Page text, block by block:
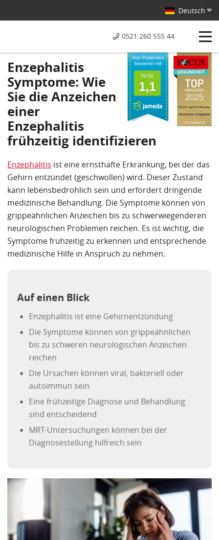
Deutsch
0521 260 555 44
Von Patienten
bewertet mit
Note
1,1
Enzephalitis
Symptome: Wie
Sie die Anzeichen
einer
Enzephalitis
frühzeitig identifizieren
Enzephalitis ist eine ernsthafte Erkrankung, bei der das
Gehirn entzündet (geschwollen) wird. Dieser Zustand
kann lebensbedrohlich sein und erfordert dringende
medizinische Behandlung. Die Symptome können von
grippeähnlichen Anzeichen bis zu schwerwiegenderen
neurologischen Problemen reichen. Es ist wichtig, die
Symptome frühzeitig zu erkennen und entsprechende
medizinische Hilfe in Anspruch zu nehmen.
Auf einen Blick
Enzephalitis ist eine Gehirnentzündung
Die Symptome können von grippeähnlichen
bis zu schweren neurologischen Anzeichen
reichen
Die Ursachen können viral, bakteriell oder
autoimmun sein
Eine frühzeitige Diagnose und Behandlung
sind entscheidend
MRT-Untersuchungen können bei der
Diagnosestellung hilfreich sein